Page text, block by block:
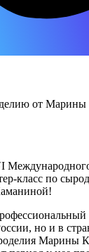
от
класс по
но и в
Марины